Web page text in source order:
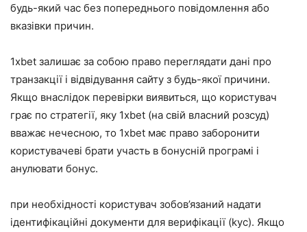
будь-який час без попереднього повідомлення або
вказівки причин.
1xbet залишає за собою право переглядати дані про
транзакції і відвідування сайту з будь-якої причини.
Якщо внаслідок перевірки виявиться, що користувач
грає по стратегії, яку 1xbet (на свій власний розсуд)
вважає нечесною, то 1xbet має право заборонити
користувачеві брати участь в бонусній програмі і
анулювати бонус.
при необхідності користувач зобов’язаний надати
ідентифікаційні документи для верифікації (kyc). Якщо